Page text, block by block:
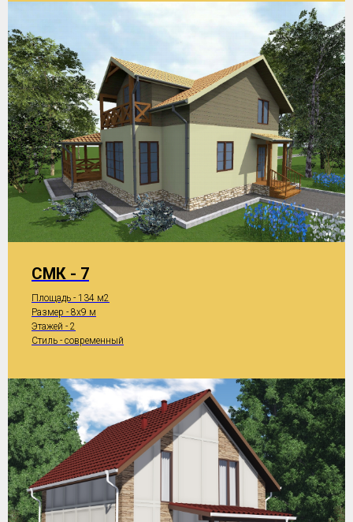
СМК - 7
Площадь - 134 м2
Размер - 8x9 м
Этажей - 2
Стиль - современный